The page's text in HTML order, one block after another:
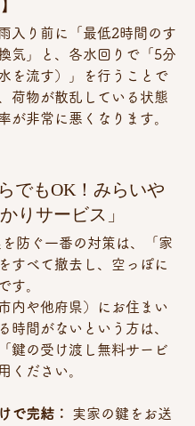
入り前に「最低2時間のす
気」と、各水回りで「5分
を流す）」を行うことで
荷物が散乱している状態
が非常に悪くなります。
でもOK！みらいや
りサービス」
すべて撤去し、空っぽに
す。
内や他府県）にお住まい
時間がないという方は、
鍵の受け渡し無料サービ
ください。
で完結：
実家の鍵をお送